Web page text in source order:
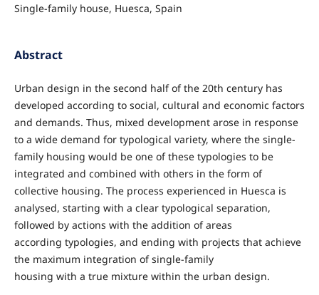
Single-family house, Huesca, Spain
Abstract
Urban design in the second half of the 20th century has
developed according to social, cultural and economic factors
and demands. Thus, mixed development arose in response
to a wide demand for typological variety, where the single-
family housing would be one of these typologies to be
integrated and combined with others in the form of
collective housing. The process experienced in Huesca is
analysed, starting with a clear typological separation,
followed by actions with the addition of areas
according typologies, and ending with projects that achieve
the maximum integration of single-family
housing with a true mixture within the urban design.